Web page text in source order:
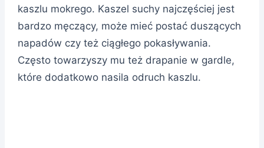
kaszlu mokrego. Kaszel suchy najczęściej jest
bardzo męczący, może mieć postać duszących
napadów czy też ciągłego pokasływania.
Często towarzyszy mu też drapanie w gardle,
które dodatkowo nasila odruch kaszlu.